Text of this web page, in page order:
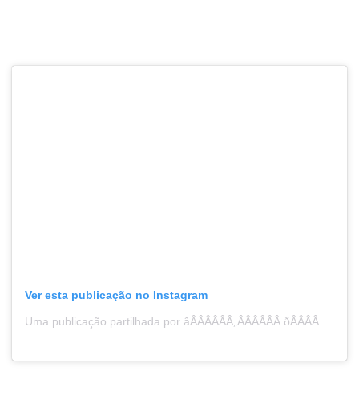
Ver esta publicação no Instagram